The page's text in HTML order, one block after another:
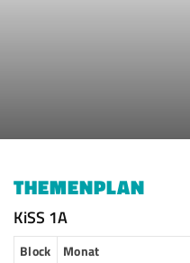
THEMENPLAN
KiSS 1A
Block Monat